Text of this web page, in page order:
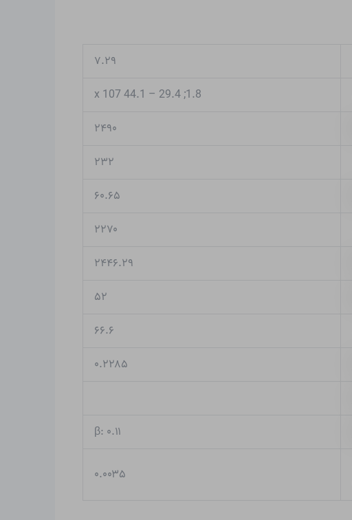
۷.۲۹
1.8; 29.4 – 44.1 x 107
۲۴۹۰
۲۳۲
۶۰.۶۵
۲۲۷۰
۲۴۴۶.۲۹
۵۲
۶۶.۶
۰.۲۲۸۵
β: ۰.۱۱
۰.۰۰۳۵